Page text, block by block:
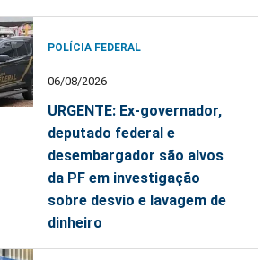
POLÍCIA FEDERAL
06/08/2026
URGENTE: Ex-governador,
deputado federal e
desembargador são alvos
da PF em investigação
sobre desvio e lavagem de
dinheiro